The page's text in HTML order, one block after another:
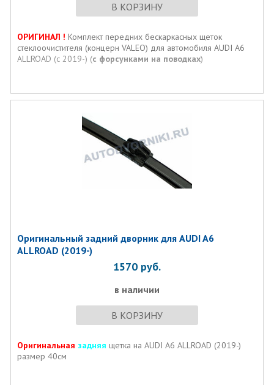
В КОРЗИНУ
ОРИГИНАЛ ! Комплект передних бескаркасных щеток
стеклоочистителя (концерн VALEO) для автомобиля AUDI A6
ALLROAD (с 2019-) (c форсунками на поводках)
Оригинальный задний дворник для AUDI A6
ALLROAD (2019-)
1570 руб.
в наличии
В КОРЗИНУ
Оригинальная задняя щетка на AUDI A6 ALLROAD (2019-)
размер 40см